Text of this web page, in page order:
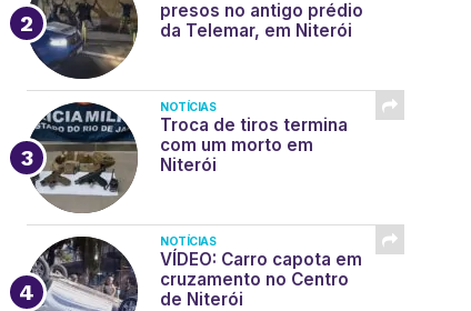
presos no antigo prédio
da Telemar, em Niterói
NOTÍCIAS
Troca de tiros termina
com um morto em
Niterói
NOTÍCIAS
VÍDEO: Carro capota em
cruzamento no Centro
de Niterói